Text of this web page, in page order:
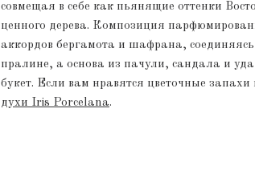
совмещая в себе как пьянящие оттенки
ценного дерева. Композиция
аккордов бергамота и шафрана,
пралине, а основа из пачули, сандала и
букет. Если вам нравятся цветочные
духи Iris Porcelana.